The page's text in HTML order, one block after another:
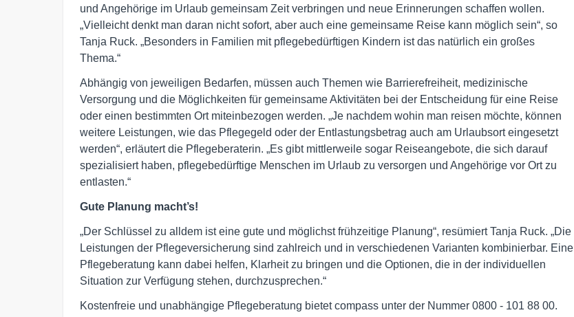
und Angehörige im Urlaub gemeinsam Zeit verbringen und neue Erinnerungen schaffen wollen.
„Vielleicht denkt man daran nicht sofort, aber auch eine gemeinsame Reise kann möglich sein“, so
Tanja Ruck. „Besonders in Familien mit pflegebedürftigen Kindern ist das natürlich ein großes
Thema.“
Abhängig von jeweiligen Bedarfen, müssen auch Themen wie Barrierefreiheit, medizinische
Versorgung und die Möglichkeiten für gemeinsame Aktivitäten bei der Entscheidung für eine Reise
oder einen bestimmten Ort miteinbezogen werden. „Je nachdem wohin man reisen möchte, können
weitere Leistungen, wie das Pflegegeld oder der Entlastungsbetrag auch am Urlaubsort eingesetzt
werden“, erläutert die Pflegeberaterin. „Es gibt mittlerweile sogar Reiseangebote, die sich darauf
spezialisiert haben, pflegebedürftige Menschen im Urlaub zu versorgen und Angehörige vor Ort zu
entlasten.“
Gute Planung macht’s!
„Der Schlüssel zu alldem ist eine gute und möglichst frühzeitige Planung“, resümiert Tanja Ruck. „Die
Leistungen der Pflegeversicherung sind zahlreich und in verschiedenen Varianten kombinierbar. Eine
Pflegeberatung kann dabei helfen, Klarheit zu bringen und die Optionen, die in der individuellen
Situation zur Verfügung stehen, durchzusprechen.“
Kostenfreie und unabhängige Pflegeberatung bietet compass unter der Nummer 0800 - 101 88 00.